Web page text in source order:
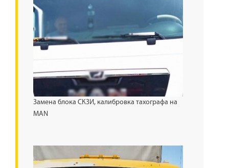
Замена блока СКЗИ, калибровка тахографа на
MAN